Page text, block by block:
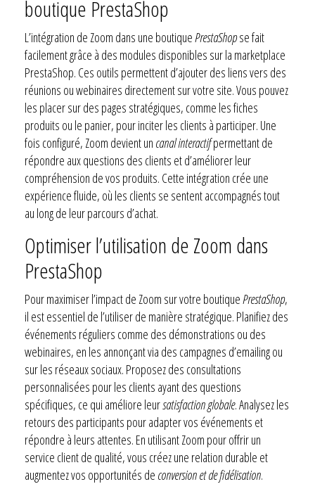
boutique PrestaShop
L’intégration de Zoom dans une boutiquePrestaShopse fait
facilement grâce à des modules disponibles sur la marketplace
PrestaShop. Ces outils permettent d’ajouter des liens vers des
réunions ou webinaires directement sur votre site. Vous pouvez
les placer sur des pages stratégiques, comme les fiches
produits ou le panier, pour inciter les clients à participer. Une
fois configuré, Zoom devient un canal interactifpermettant de
répondre aux questions des clients et d’améliorer leur
compréhension de vos produits. Cette intégration crée une
expérience fluide, où les clients se sentent accompagnés tout
au long de leur parcours d’achat.
Optimiser l’utilisation de Zoom dans
PrestaShop
Pour maximiser l’impact de Zoom sur votre boutiquePrestaShop,
il est essentiel de l’utiliser de manière stratégique. Planifiez des
événements réguliers comme des démonstrations ou des
webinaires, en les annonçant via des campagnes d’emailing ou
sur les réseaux sociaux. Proposez des consultations
personnalisées pour les clients ayant des questions
spécifiques, ce qui améliore leursatisfaction globale. Analysez les
retours des participants pour adapter vos événements et
répondre à leurs attentes. En utilisant Zoom pour offrir un
service client de qualité, vous créez une relation durable et
augmentez vos opportunités de conversion et de fidélisation.